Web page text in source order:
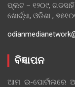
ପ୍ଲଟ – ୧୨୦୯,
ଖୋର୍ଦ୍ଧା, ଓଡିଶା ,
ବିଜ୍ଞାପନ
ଆମ ଇ-ପୋର୍ଟାଲରେ